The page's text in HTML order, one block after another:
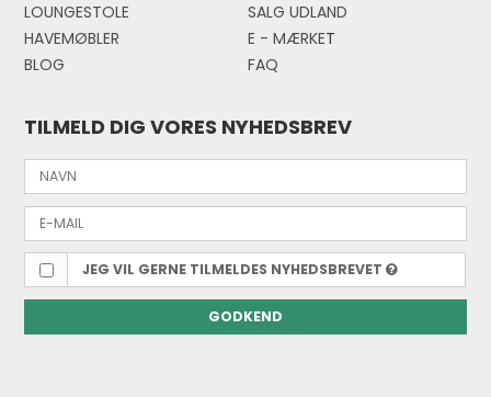
LOUNGESTOLE
HAVEMØBLER
BLOG
SALG UDLAND
E - MÆRKET
FAQ
TILMELD DIG VORES NYHEDSBREV
JEG VIL GERNE TILMELDES NYHEDSBREVET
GODKEND